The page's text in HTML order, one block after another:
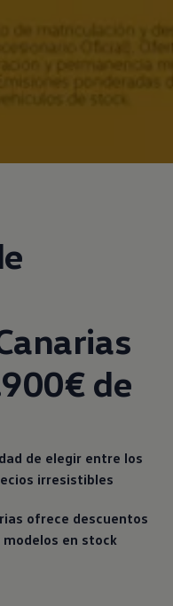
de
de elegir entre los
irresistibles
ofrece descuentos
en stock